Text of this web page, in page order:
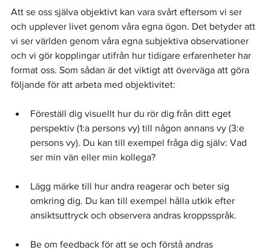
Att se oss själva objektivt kan vara svårt eftersom vi ser
och upplever livet genom våra egna ögon. Det betyder att
vi ser världen genom våra egna subjektiva observationer
och vi gör kopplingar utifrån hur tidigare erfarenheter har
format oss. Som sådan är det viktigt att överväga att göra
följande för att arbeta med objektivitet:
Föreställ dig visuellt hur du rör dig från ditt eget
perspektiv (1:a persons vy) till någon annans vy (3:e
persons vy). Du kan till exempel fråga dig själv: Vad
ser min vän eller min kollega?
Lägg märke till hur andra reagerar och beter sig
omkring dig. Du kan till exempel hålla utkik efter
ansiktsuttryck och observera andras kroppsspråk.
Be om feedback för att se och förstå andras